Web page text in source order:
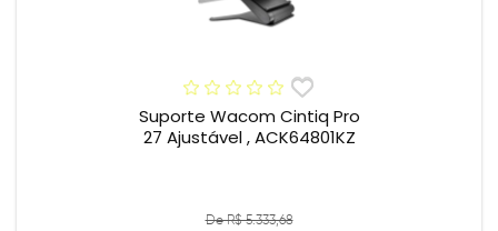
Suporte Wacom Cintiq Pro
27 Ajustável , ACK64801KZ
De R$ 5.333,68